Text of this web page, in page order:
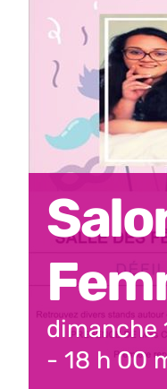
dimanche
- 18 h 00